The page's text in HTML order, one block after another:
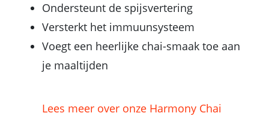
Ondersteunt de spijsvertering
Versterkt het immuunsysteem
Voegt een heerlijke chai-smaak toe aan
je maaltijden
Lees meer over onze Harmony Chai